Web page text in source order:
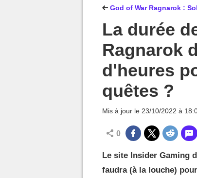
God of War Ragnarok :
La durée
Ragnarok
d'heures
quêtes ?
Mis à jour le 23/10/2022 à
0
Le site Insider Gaming
faudra (à la louche)